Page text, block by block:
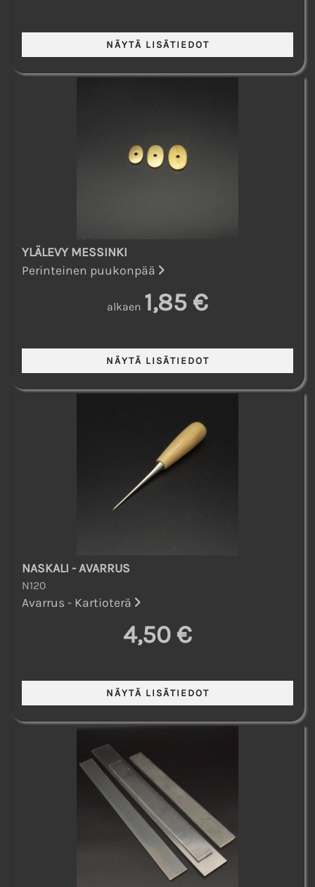
YLÄLEVY MESSINKI
Perinteinen puukonpää
alkaen 1,85 €
NASKALI - AVARRUS
N120
Avarrus - Kartioterä
4,50 €